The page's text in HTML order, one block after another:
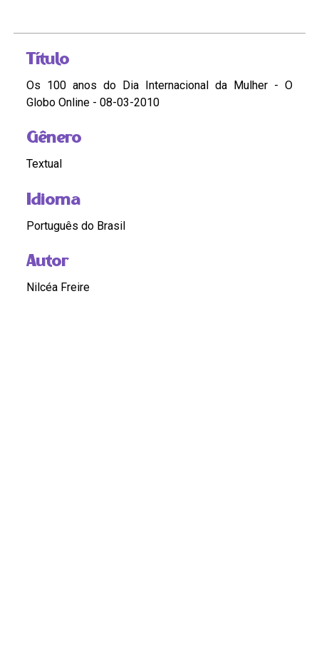
Título
Os 100 anos do Dia Internacional da Mulher - O
Globo Online - 08-03-2010
Gênero
Textual
Idioma
Português do Brasil
Autor
Nilcéa Freire